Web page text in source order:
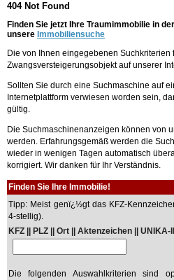
Frankfurt/Oder
am Main
Immobiliensuche
nach Kreis
nach Amtsgericht
404 Not Found
Finden Sie jetzt Ihre Traumimmobilie in
unsere Immobiliensuche
Die von Ihnen eingegebenen Suchkriterien
Zwangsversteigerungsobjekt auf unserer
Sollten Sie durch eine Suchmaschine auf
Internetplattform verwiesen worden sein,
gültig.
Die Suchmaschinenanzeigen können von
werden. Erfahrungsgemäß werden die
wieder in wenigen Tagen automatisch
korrigiert. Wir danken für Ihr Verständnis.
Finden Sie Ihre Immobilie!
Tipp: Meist genï¿½gt das KFZ-
4-stellig).
KFZ || PLZ || Ort || Aktenzeichen || UNIKA-
Die folgenden Auswahlkriterien sind